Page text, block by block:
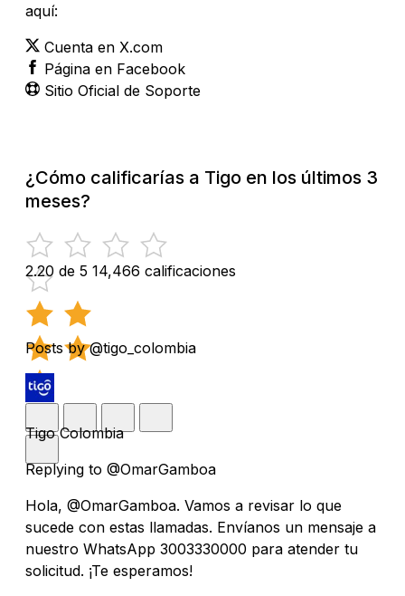
aquí:
Cuenta en X.com
Página en Facebook
Sitio Oficial de Soporte
¿Cómo calificarías a Tigo en los últimos 3
meses?
2.20 de 5 14,466 calificaciones
Posts by @tigo_colombia
Tigo Colombia
Replying to @OmarGamboa
Hola, @OmarGamboa. Vamos a revisar lo que
sucede con estas llamadas. Envíanos un mensaje a
nuestro WhatsApp 3003330000 para atender tu
solicitud. ¡Te esperamos!